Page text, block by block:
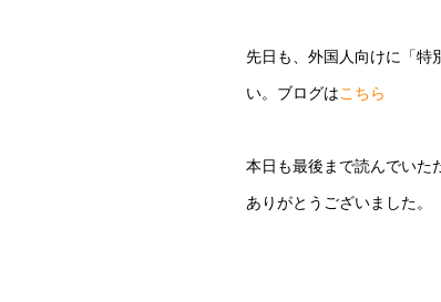
先日も、外国人向けに「特
い。ブログはこちら
本日も最後まで読んでいた
ありがとうございました。